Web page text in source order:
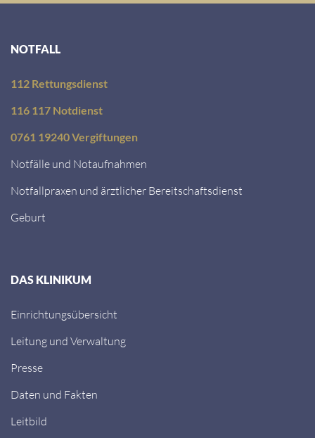
s
NOTFALL
112 Rettungsdienst
116 117 Notdienst
0761 19240 Vergiftungen
Notfälle und Notaufnahmen
Notfallpraxen und ärztlicher Bereitschaftsdienst
Geburt
DAS KLINIKUM
Einrichtungsübersicht
Leitung und Verwaltung
Presse
Daten und Fakten
Leitbild